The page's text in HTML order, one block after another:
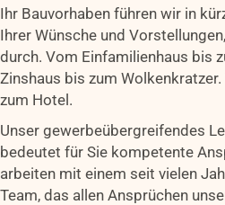
Ihr Bauvorhaben führen wir in
Ihrer Wünsche und
durch. Vom Einfamilienhaus bis
Zinshaus bis zum
zum Hotel.
Unser gewerbeübergreifendes
bedeutet für Sie kompetente
arbeiten mit einem seit vielen
Team, das allen Ansprüchen